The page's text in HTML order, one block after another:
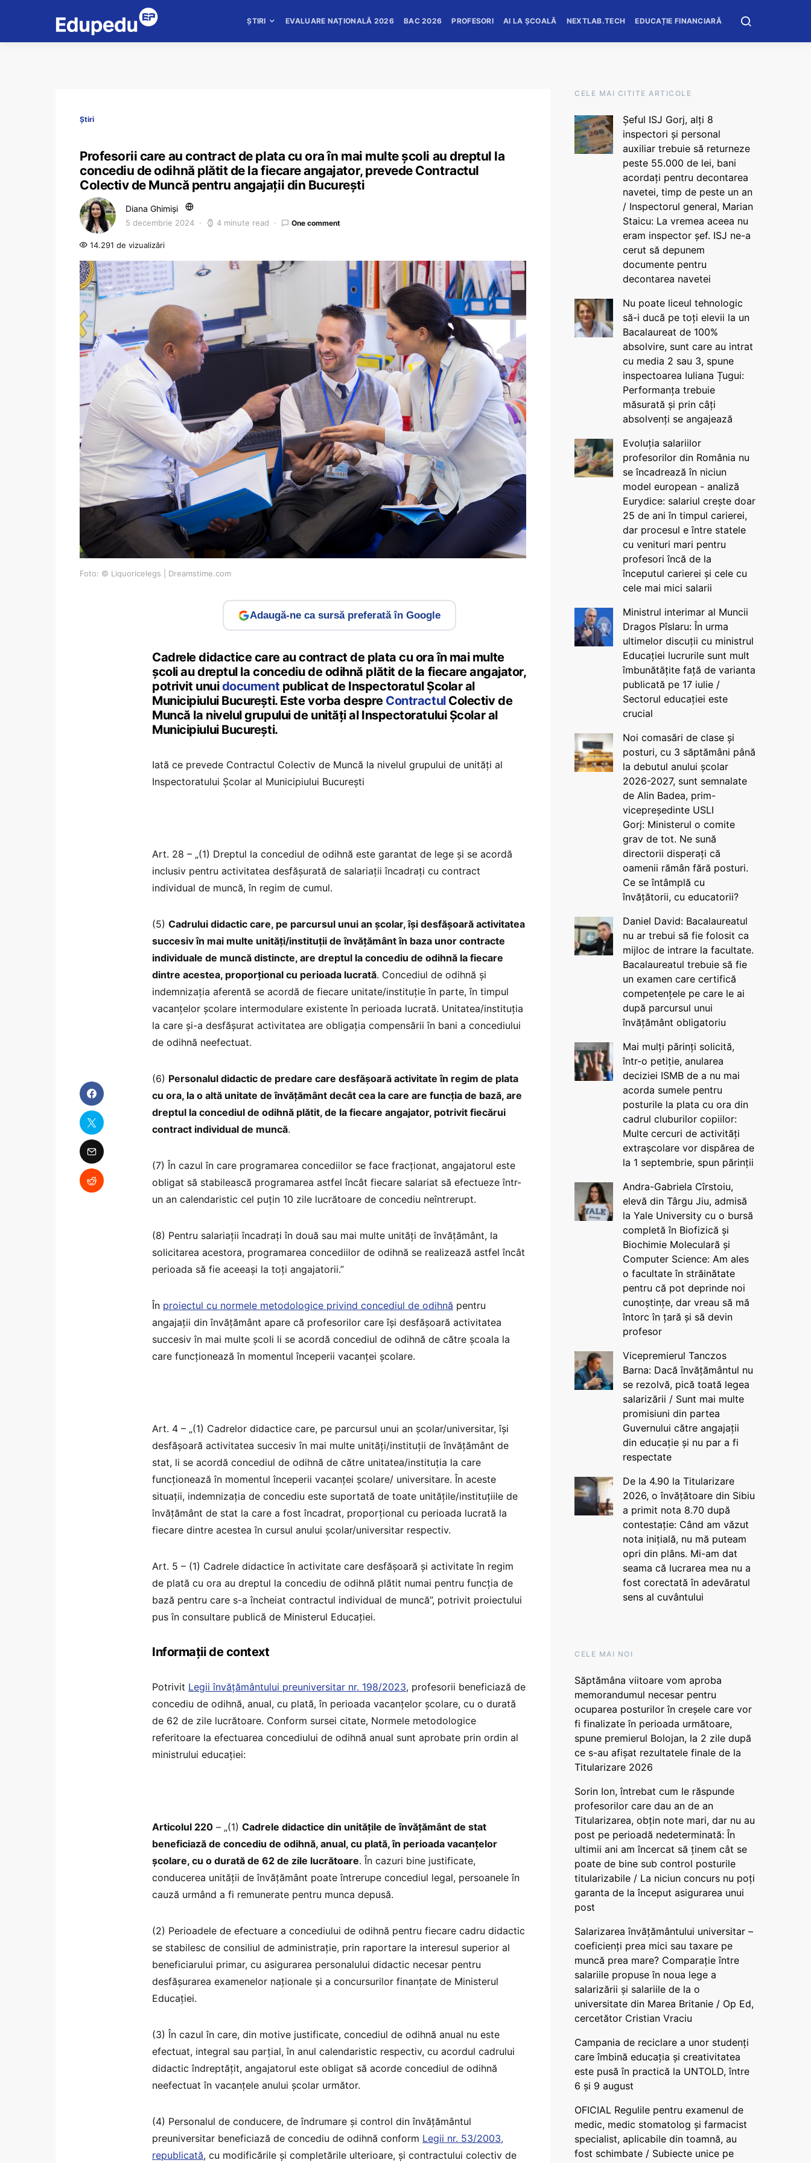
ȘTIRI EVALUARE NAȚIONALĂ 2026 BAC 2026 PROFESORI AI LA ȘCOALĂ NEXTLAB.TECH EDUCAȚIE FINANCIARĂ
Știri
Profesorii care au contract de plata cu ora în mai multe școli au dreptul la
concediu de odihnă plătit de la fiecare angajator, prevede Contractul
Colectiv de Muncă pentru angajații din București
Diana Ghimiși
5 decembrie 2024 4 minute read One comment
14.291 de vizualizări
Foto: © Liquoricelegs | Dreamstime.com
Adaugă-ne ca sursă preferată în Google
Cadrele didactice care au contract de plata cu ora în mai multe
școli au dreptul la concediu de odihnă plătit de la fiecare angajator,
potrivit unuidocument publicat de Inspectoratul Școlar al
Municipiului București. Este vorba despre ContractulColectiv de
Muncă la nivelul grupului de unități al Inspectoratului Școlar al
Municipiului București.
Iată ce prevede Contractul Colectiv de Muncă la nivelul grupului de unități al
Inspectoratului Școlar al Municipiului București
Art. 28 – „(1) Dreptul la concediul de odihnă este garantat de lege și se acordă
inclusiv pentru activitatea desfășurată de salariații încadrați cu contract
individual de muncă, în regim de cumul.
(5) Cadrului didactic care, pe parcursul unui an școlar, își desfășoară activitatea
succesiv în mai multe unități/instituții de învățământ în baza unor contracte
individuale de muncă distincte, are dreptul la concediu de odihnă la fiecare
dintre acestea, proporțional cu perioada lucrată. Concediul de odihnă și
indemnizația aferentă se acordă de fiecare unitate/instituție în parte, în timpul
vacanțelor școlare intermodulare existente în perioada lucrată. Unitatea/instituția
la care și-a desfășurat activitatea are obligația compensării în bani a concediului
de odihnă neefectuat.
(6) Personalul didactic de predare care desfășoară activitate în regim de plata
cu ora, la o altă unitate de învățământ decât cea la care are funcția de bază, are
dreptul la concediul de odihnă plătit, de la fiecare angajator, potrivit fiecărui
contract individual de muncă.
(7) În cazul în care programarea concediilor se face fracționat, angajatorul este
obligat să stabilească programarea astfel încât fiecare salariat să efectueze într-
un an calendaristic cel puțin 10 zile lucrătoare de concediu neîntrerupt.
(8) Pentru salariații încadrați în două sau mai multe unități de învățământ, la
solicitarea acestora, programarea concediilor de odihnă se realizează astfel încât
perioada să fie aceeași la toți angajatorii.”
În proiectul cu normele metodologice privind concediul de odihnă pentru
angajații din învățământ apare că profesorilor care își desfăşoară activitatea
succesiv în mai multe școli li se acordă concediul de odihnă de către școala la
care funcţionează în momentul începerii vacanţei şcolare.
Art. 4 – „(1) Cadrelor didactice care, pe parcursul unui an şcolar/universitar, îşi
desfăşoară activitatea succesiv în mai multe unităţi/instituţii de învăţământ de
stat, li se acordă concediul de odihnă de către unitatea/instituţia la care
funcţionează în momentul începerii vacanţei şcolare/ universitare. În aceste
situaţii, indemnizaţia de concediu este suportată de toate unităţile/instituţiile de
învăţământ de stat la care a fost încadrat, proporţional cu perioada lucrată la
fiecare dintre acestea în cursul anului şcolar/universitar respectiv.
Art. 5 – (1) Cadrele didactice în activitate care desfăşoară şi activitate în regim
de plată cu ora au dreptul la concediu de odihnă plătit numai pentru funcţia de
bază pentru care s-a încheiat contractul individual de muncă”, potrivit proiectului
pus în consultare publică de Ministerul Educației.
Informații de context
Potrivit Legii învățământului preuniversitar nr. 198/2023, profesorii beneficiază de
concediu de odihnă, anual, cu plată, în perioada vacanțelor școlare, cu o durată
de 62 de zile lucrătoare. Conform sursei citate, Normele metodologice
referitoare la efectuarea concediului de odihnă anual sunt aprobate prin ordin al
ministrului educației:
Articolul 220 – „(1) Cadrele didactice din unitățile de învățământ de stat
beneficiază de concediu de odihnă, anual, cu plată, în perioada vacanțelor
școlare, cu o durată de 62 de zile lucrătoare. În cazuri bine justificate,
conducerea unității de învățământ poate întrerupe concediul legal, persoanele în
cauză urmând a fi remunerate pentru munca depusă.
(2) Perioadele de efectuare a concediului de odihnă pentru fiecare cadru didactic
se stabilesc de consiliul de administrație, prin raportare la interesul superior al
beneficiarului primar, cu asigurarea personalului didactic necesar pentru
desfășurarea examenelor naționale și a concursurilor finanțate de Ministerul
Educației.
(3) În cazul în care, din motive justificate, concediul de odihnă anual nu este
efectuat, integral sau parțial, în anul calendaristic respectiv, cu acordul cadrului
didactic îndreptățit, angajatorul este obligat să acorde concediul de odihnă
neefectuat în vacanțele anului școlar următor.
(4) Personalul de conducere, de îndrumare și control din învățământul
preuniversitar beneficiază de concediu de odihnă conform Legii nr. 53/2003,
republicată, cu modificările și completările ulterioare, și contractului colectiv de
CELE MAI CITITE ARTICOLE
Șeful ISJ Gorj, alți 8
inspectori și personal
auxiliar trebuie să returneze
peste 55.000 de lei, bani
acordați pentru decontarea
navetei, timp de peste un an
/ Inspectorul general, Marian
Staicu: La vremea aceea nu
eram inspector șef. ISJ ne-a
cerut să depunem
documente pentru
decontarea navetei
Nu poate liceul tehnologic
să-i ducă pe toți elevii la un
Bacalaureat de 100%
absolvire, sunt care au intrat
cu media 2 sau 3, spune
inspectoarea Iuliana Țugui:
Performanța trebuie
măsurată și prin câți
absolvenți se angajează
Evoluția salariilor
profesorilor din România nu
se încadrează în niciun
model european - analiză
Eurydice: salariul crește doar
25 de ani în timpul carierei,
dar procesul e între statele
cu venituri mari pentru
profesori încă de la
începutul carierei și cele cu
cele mai mici salarii
Ministrul interimar al Muncii
Dragos Pîslaru: În urma
ultimelor discuții cu ministrul
Educației lucrurile sunt mult
îmbunătățite față de varianta
publicată pe 17 iulie /
Sectorul educației este
crucial
Noi comasări de clase și
posturi, cu 3 săptămâni până
la debutul anului școlar
2026-2027, sunt semnalate
de Alin Badea, prim-
vicepreședinte USLI
Gorj: Ministerul o comite
grav de tot. Ne sună
directorii disperați că
oamenii rămân fără posturi.
Ce se întâmplă cu
învățătorii, cu educatorii?
Daniel David: Bacalaureatul
nu ar trebui să fie folosit ca
mijloc de intrare la facultate.
Bacalaureatul trebuie să fie
un examen care certifică
competențele pe care le ai
după parcursul unui
învățământ obligatoriu
Mai mulți părinți solicită,
într-o petiție, anularea
deciziei ISMB de a nu mai
acorda sumele pentru
posturile la plata cu ora din
cadrul cluburilor copiilor:
Multe cercuri de activități
extrașcolare vor dispărea de
la 1 septembrie, spun părinții
Andra-Gabriela Cîrstoiu,
elevă din Târgu Jiu, admisă
la Yale University cu o bursă
completă în Biofizică și
Biochimie Moleculară și
Computer Science: Am ales
o facultate în străinătate
pentru că pot deprinde noi
cunoștințe, dar vreau să mă
întorc în țară și să devin
profesor
Vicepremierul Tanczos
Barna: Dacă învățământul nu
se rezolvă, pică toată legea
salarizării / Sunt mai multe
promisiuni din partea
Guvernului către angajații
din educație și nu par a fi
respectate
De la 4.90 la Titularizare
2026, o învățătoare din Sibiu
a primit nota 8.70 după
contestație: Când am văzut
nota inițială, nu mă puteam
opri din plâns. Mi-am dat
seama că lucrarea mea nu a
fost corectată în adevăratul
sens al cuvântului
CELE MAI NOI
Săptămâna viitoare vom aproba
memorandumul necesar pentru
ocuparea posturilor în creșele care vor
fi finalizate în perioada următoare,
spune premierul Bolojan, la 2 zile după
ce s-au afișat rezultatele finale de la
Titularizare 2026
Sorin Ion, întrebat cum le răspunde
profesorilor care dau an de an
Titularizarea, obțin note mari, dar nu au
post pe perioadă nedeterminată: În
ultimii ani am încercat să ținem cât se
poate de bine sub control posturile
titularizabile / La niciun concurs nu poți
garanta de la început asigurarea unui
post
Salarizarea învățământului universitar –
coeficienți prea mici sau taxare pe
muncă prea mare? Comparație între
salariile propuse în noua lege a
salarizării și salariile de la o
universitate din Marea Britanie / Op Ed,
cercetător Cristian Vraciu
Campania de reciclare a unor studenți
care îmbină educația și creativitatea
este pusă în practică la UNTOLD, între
6 și 9 august
OFICIAL Regulile pentru examenul de
medic, medic stomatolog și farmacist
specialist, aplicabile din toamnă, au
fost schimbate / Subiecte unice pe